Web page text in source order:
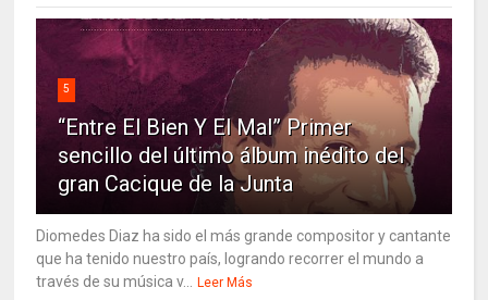
5
“Entre El Bien Y El Mal” Primer
sencillo del último álbum inédito del
gran Cacique de la Junta
Diomedes Diaz ha sido el más grande compositor y cantante
que ha tenido nuestro país, logrando recorrer el mundo a
través de su música v... Leer Más